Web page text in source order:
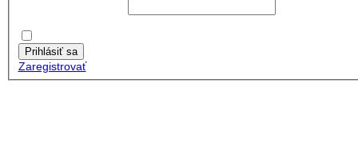
Prihlásiť sa
Zaregistrovať